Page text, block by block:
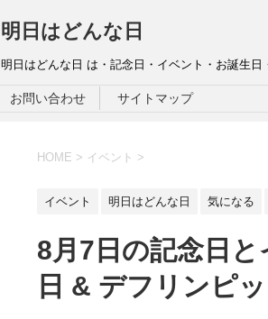
明日はどんな日
明日はどんな日 は・記念日・イベント・お誕生
お問い合わせ サイトマップ
HOME > イベント >
イベント 明日はどんな日 気になる
8月7日の記念日
日 & デフリンピ